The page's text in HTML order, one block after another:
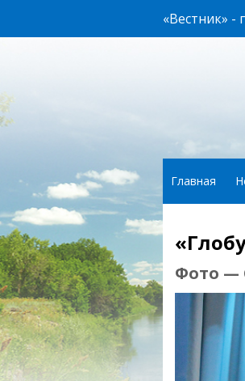
«Вестник» -
Главная
Фото —